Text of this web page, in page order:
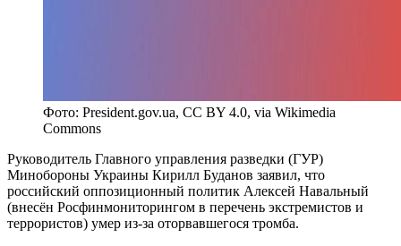
Фото: President.gov.ua, CC BY 4.0, via Wikimedia
Commons
Руководитель Главного управления разведки (ГУР)
Минобороны Украины Кирилл Буданов заявил, что
российский оппозиционный политик Алексей Навальный
(внесён Росфинмониторингом в перечень экстремистов и
террористов) умер из-за оторвавшегося тромба.